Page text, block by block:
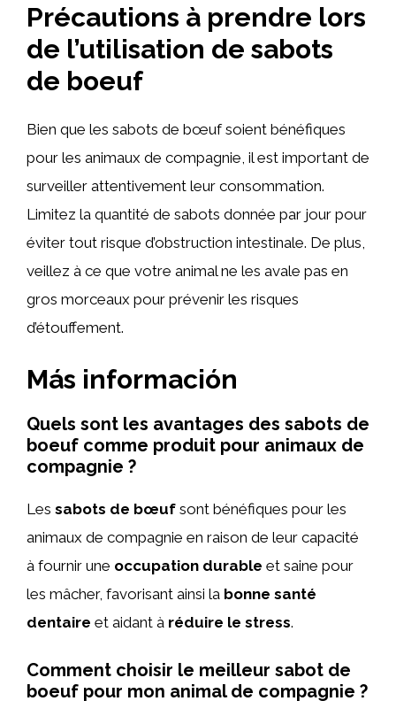
Précautions à prendre lors
de l’utilisation de sabots
de boeuf
Bien que les sabots de bœuf soient bénéfiques
pour les animaux de compagnie, il est important de
surveiller attentivement leur consommation.
Limitez la quantité de sabots donnée par jour pour
éviter tout risque d’obstruction intestinale. De plus,
veillez à ce que votre animal ne les avale pas en
gros morceaux pour prévenir les risques
d’étouffement.
Más información
Quels sont les avantages des sabots de
boeuf comme produit pour animaux de
compagnie ?
Les sabots de bœuf sont bénéfiques pour les
animaux de compagnie en raison de leur capacité
à fournir une occupation durable et saine pour
les mâcher, favorisant ainsi la bonne santé
dentaire et aidant à réduire le stress.
Comment choisir le meilleur sabot de
boeuf pour mon animal de compagnie ?